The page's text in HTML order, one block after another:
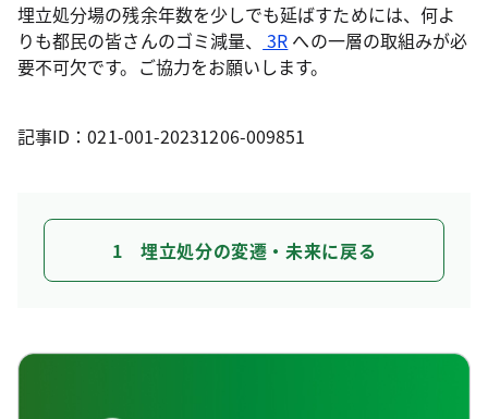
埋立処分場の残余年数を少しでも延ばすためには、何よ
りも都民の皆さんのゴミ減量、
3R への一層の取組みが必
要不可欠です。ご協力をお願いします。
記事ID：021-001-20231206-009851
1 埋立処分の変遷・未来に戻る